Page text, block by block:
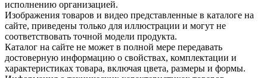
исполнению организацией.
Изображения товаров и видео представленные в каталоге на
сайте, приведены только для иллюстрации и могут не
соответствовать точной модели продукта.
Каталог на сайте не может в полной мере передавать
достоверную информацию о свойствах, комплектации и
характеристиках товара, включая цвета, размеры и формы.